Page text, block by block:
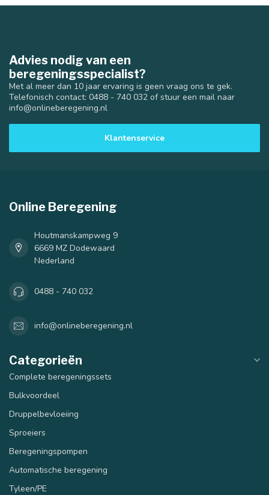
Advies nodig van een
beregeningsspecialist?
Met al meer dan 10 jaar ervaring is geen vraag ons te gek.
Telefonisch contact: 0488 - 740 032 of stuur een mail naar
info@onlineberegening.nl
Klantenservice
Online Beregening
Houtmanskampweg 9
6669 MZ Dodewaard
Nederland
0488 - 740 032
info@onlineberegening.nl
Categorieën
Complete beregeningssets
Bulkvoordeel
Druppelbevloeiing
Sproeiers
Beregeningspompen
Automatische beregening
Tyleen/PE